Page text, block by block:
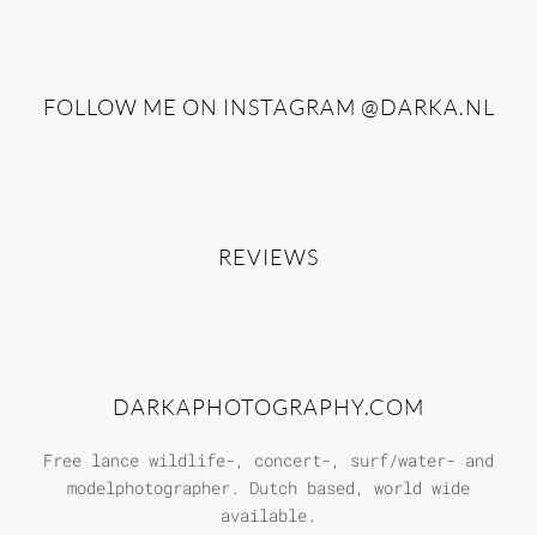
FOLLOW ME ON INSTAGRAM @DARKA.NL
REVIEWS
DARKAPHOTOGRAPHY.COM
Free lance wildlife-, concert-, surf/water- and
modelphotographer. Dutch based, world wide
available.